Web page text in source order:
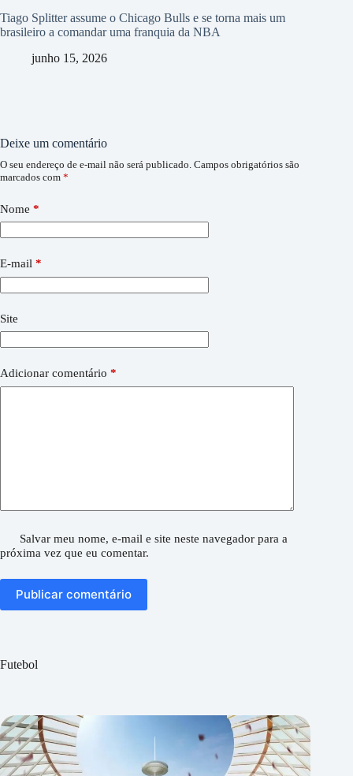
Tiago Splitter assume o Chicago Bulls e se torna mais um
brasileiro a comandar uma franquia da NBA
junho 15, 2026
Deixe um comentário
O seu endereço de e-mail não será publicado. Campos obrigatórios são
marcados com *
Nome *
E-mail *
Site
Adicionar comentário *
Salvar meu nome, e-mail e site neste navegador para a
próxima vez que eu comentar.
Publicar comentário
Futebol